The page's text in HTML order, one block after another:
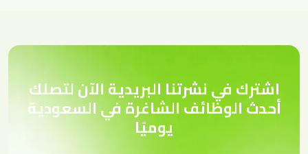
اشترك في نشرتنا البريدية الآن لتصلك
أحدث الوظائف الشاغرة في السعودية
يوميًا